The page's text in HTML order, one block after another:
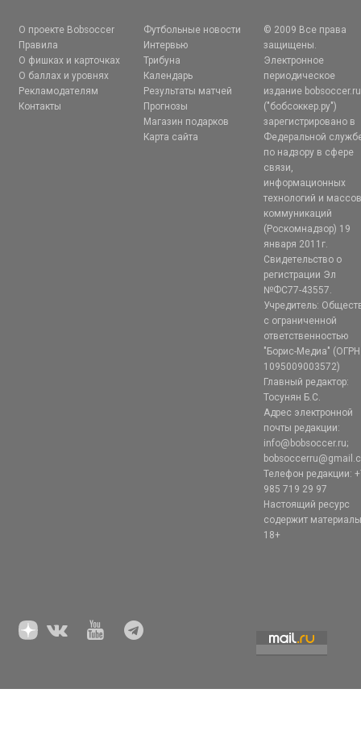
О проекте Bobsoccer
Правила
О фишках и карточках
О баллах и уровнях
Рекламодателям
Контакты
Футбольные новости
Интервью
Трибуна
Календарь
Результаты матчей
Прогнозы
Магазин подарков
Карта сайта
© 2009 Все права
защищены.
Электронное
периодическое
издание bobsoccer.ru
("бобсоккер.ру")
зарегистрировано в
Федеральной
по надзору в сфере
связи,
информационных
технологий и
коммуникаций
(Роскомнадзор) 19
января 2011г.
Свидетельство о
регистрации Эл
№ФС77-43557.
Учредитель:
с ограниченной
ответственностью
"Борис-Медиа" (ОГРН
1095009003572)
Главный редактор:
Тосунян Б.С.
Адрес электронной
почты редакции:
info@bobsoccer.ru;
Телефон редакции:
985 719 29 97
Настоящий ресурс
содержит
18+